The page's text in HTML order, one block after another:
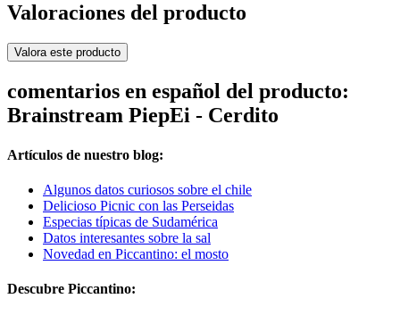
Valoraciones del producto
Valora este producto
comentarios en español del producto:
Brainstream PiepEi - Cerdito
Artículos de nuestro blog:
Algunos datos curiosos sobre el chile
Delicioso Picnic con las Perseidas
Especias típicas de Sudamérica
Datos interesantes sobre la sal
Novedad en Piccantino: el mosto
Descubre Piccantino: